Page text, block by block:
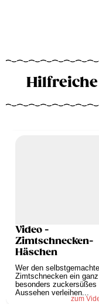
Hilfreiche
Video -
Zimtschnecken-
Häschen
Wer den
Zimtschnecken ein ganz
besonders zuckersüßes
Aussehen verleihen...
zum